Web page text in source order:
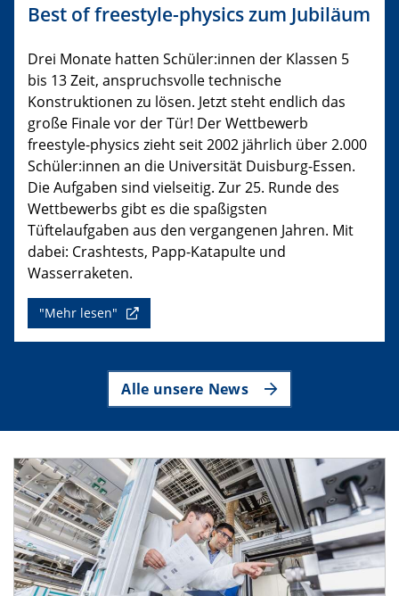
Best of freestyle-physics zum Jubiläum
Drei Monate hatten Schüler:innen der Klassen 5
bis 13 Zeit, anspruchsvolle technische
Konstruktionen zu lösen. Jetzt steht endlich das
große Finale vor der Tür! Der Wettbewerb
freestyle-physics zieht seit 2002 jährlich über 2.000
Schüler:innen an die Universität Duisburg-Essen.
Die Aufgaben sind vielseitig. Zur 25. Runde des
Wettbewerbs gibt es die spaßigsten
Tüftelaufgaben aus den vergangenen Jahren. Mit
dabei: Crashtests, Papp-Katapulte und
Wasserraketen.
"Mehr lesen"
Alle unsere News